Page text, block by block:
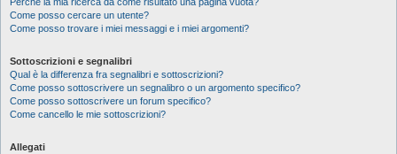
Come posso cercare un utente?
Come posso trovare i miei messaggi e i miei argomenti?
Sottoscrizioni e segnalibri
Qual è la differenza fra segnalibri e sottoscrizioni?
Come posso sottoscrivere un segnalibro o un argomento specifico?
Come posso sottoscrivere un forum specifico?
Come cancello le mie sottoscrizioni?
Allegati